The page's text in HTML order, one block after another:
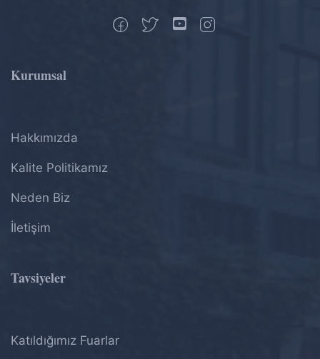
Kurumsal
Hakkımızda
Kalite Politikamız
Neden Biz
İletişim
Tavsiyeler
Katıldığımız Fuarlar